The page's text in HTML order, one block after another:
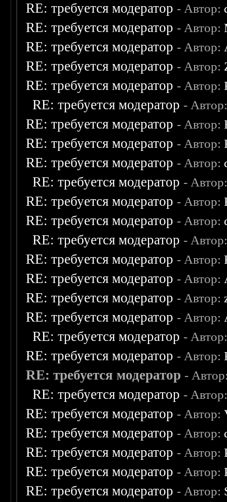
RE: требуется модератор - Автор:
RE: требуется модератор - Автор:
RE: требуется модератор - Автор:
RE: требуется модератор - Автор:
RE: требуется модератор - Автор:
RE: требуется модератор -
RE: требуется модератор - Автор:
RE: требуется модератор - Автор:
RE: требуется модератор - Автор:
RE: требуется модератор -
RE: требуется модератор - Автор:
RE: требуется модератор - Автор:
RE: требуется модератор -
RE: требуется модератор - Автор:
RE: требуется модератор - Автор:
RE: требуется модератор - Автор:
RE: требуется модератор - Автор:
RE: требуется модератор -
RE: требуется модератор - Автор:
RE: требуется модератор -
RE: требуется модератор -
RE: требуется модератор - Автор:
RE: требуется модератор - Автор:
RE: требуется модератор - Автор:
RE: требуется модератор - Автор:
RE: требуется модератор - Автор: